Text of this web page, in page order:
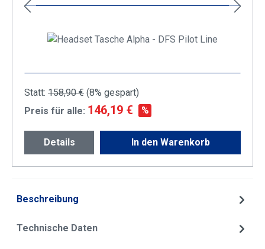
Statt: 158,90 € (8% gespart)
Preis für alle: 146,19 € %
Details In den Warenkorb
Beschreibung
Technische Daten